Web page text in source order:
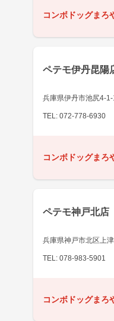
コンボドッグまろ
ペテモ伊丹昆陽
兵庫県伊丹市池尻4-1-
TEL: 072-778-6930
コンボドッグまろ
ペテモ神戸北店
兵庫県神戸市北区上
TEL: 078-983-5901
コンボドッグまろ